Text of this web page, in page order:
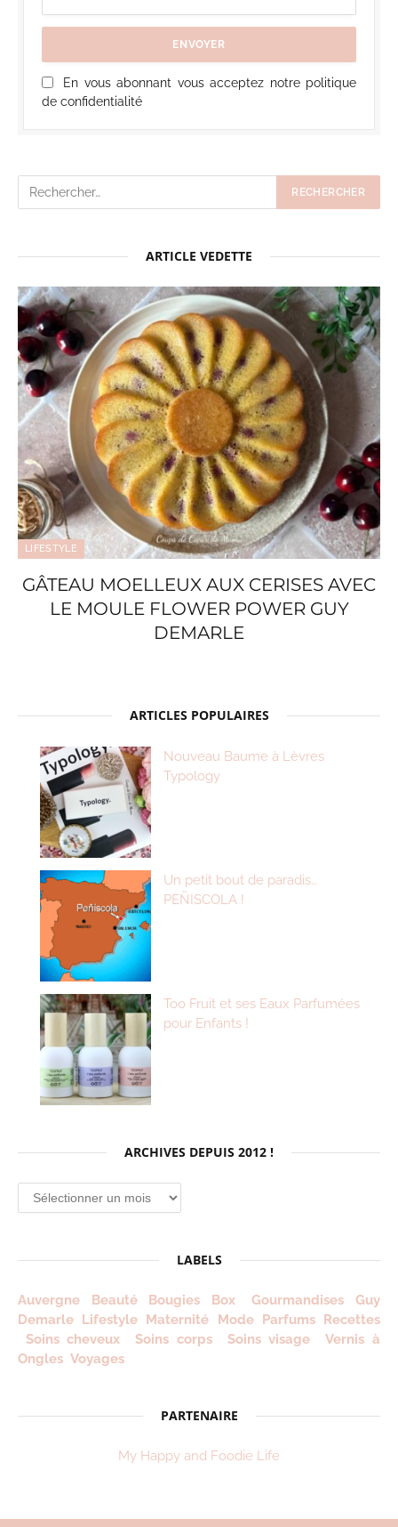
En vous abonnant vous acceptez notre politique
de confidentialité
ARTICLE VEDETTE
LIFESTYLE
GÂTEAU MOELLEUX AUX CERISES AVEC
LE MOULE FLOWER POWER GUY
DEMARLE
ARTICLES POPULAIRES
Nouveau Baume à Lèvres
Typology
Un petit bout de paradis…
PEÑISCOLA !
Too Fruit et ses Eaux Parfumées
pour Enfants !
ARCHIVES DEPUIS 2012 !
Archives
depuis
LABELS
Auvergne Beauté Bougies Box Gourmandises
Guy
Demarle Lifestyle Maternité Mode Parfums Recettes
Soins cheveux
Soins corps Soins visage
Vernis à
Ongles Voyages
PARTENAIRE
My Happy and Foodie Life